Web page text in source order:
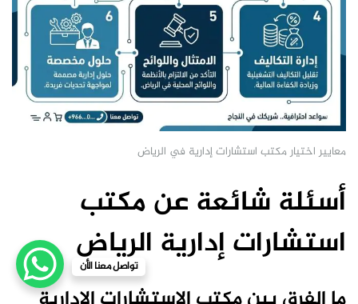
معايير اختيار مكتب استشارات إدارية في الرياض
أسئلة شائعة عن مكتب
استشارات إدارية الرياض
تواصل معنا الأن